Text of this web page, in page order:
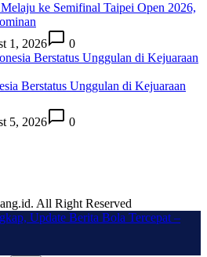
ke Semifinal Taipei Open 2026,
1, 2026 0
Berstatus Unggulan di Kejuaraan
5, 2026 0
All Right Reserved